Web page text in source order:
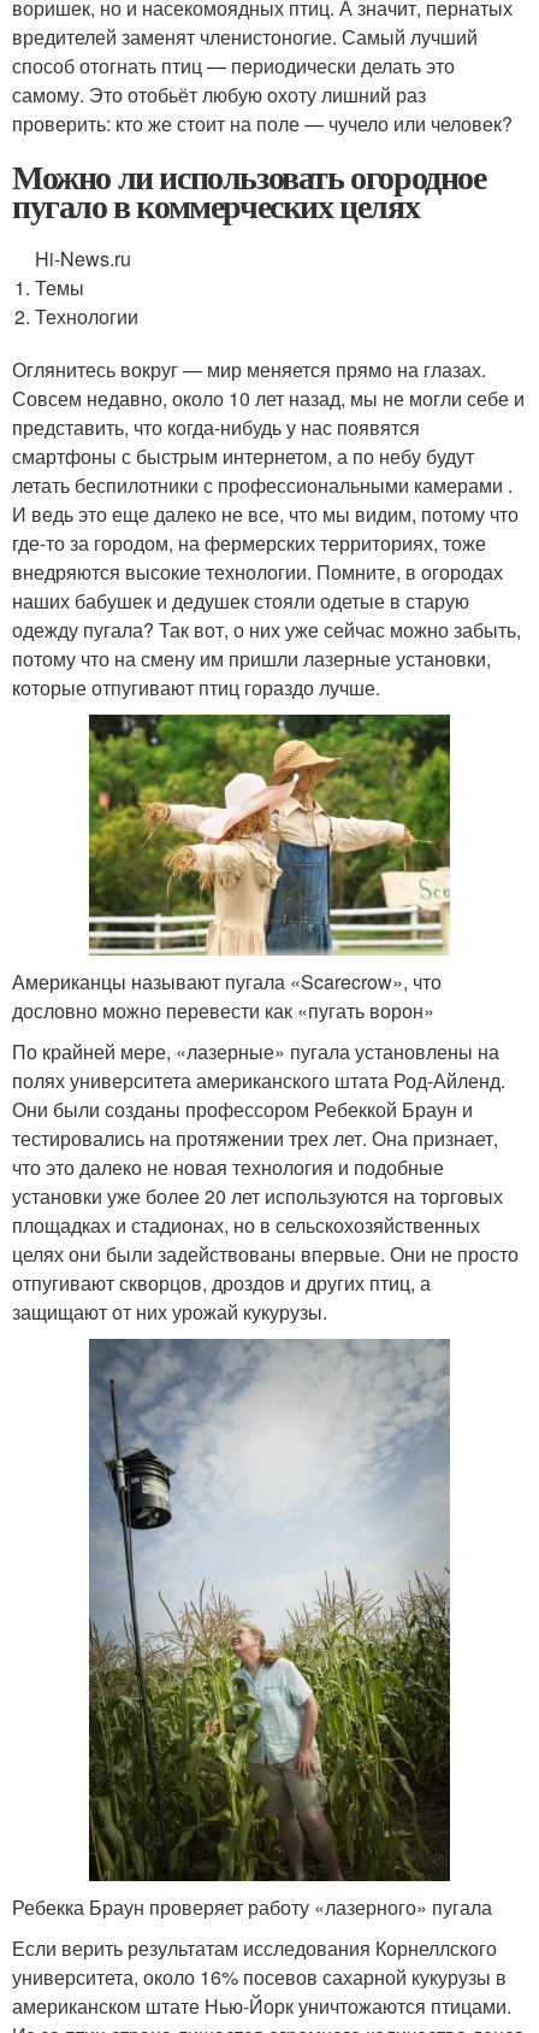
воришек, но и насекомоядных птиц. А значит, пернатых
вредителей заменят членистоногие. Самый лучший
способ отогнать птиц — периодически делать это
самому. Это отобьёт любую охоту лишний раз
проверить: кто же стоит на поле — чучело или человек?
Можно ли использовать огородное
пугало в коммерческих целях
Hi-News.ru
Темы
Технологии
Оглянитесь вокруг — мир меняется прямо на глазах.
Совсем недавно, около 10 лет назад, мы не могли себе и
представить, что когда-нибудь у нас появятся
смартфоны с быстрым интернетом, а по небу будут
летать беспилотники с профессиональными камерами .
И ведь это еще далеко не все, что мы видим, потому что
где-то за городом, на фермерских территориях, тоже
внедряются высокие технологии. Помните, в огородах
наших бабушек и дедушек стояли одетые в старую
одежду пугала? Так вот, о них уже сейчас можно забыть,
потому что на смену им пришли лазерные установки,
которые отпугивают птиц гораздо лучше.
Американцы называют пугала «Scarecrow», что
дословно можно перевести как «пугать ворон»
По крайней мере, «лазерные» пугала установлены на
полях университета американского штата Род-Айленд.
Они были созданы профессором Ребеккой Браун и
тестировались на протяжении трех лет. Она признает,
что это далеко не новая технология и подобные
установки уже более 20 лет используются на торговых
площадках и стадионах, но в сельскохозяйственных
целях они были задействованы впервые. Они не просто
отпугивают скворцов, дроздов и других птиц, а
защищают от них урожай кукурузы.
Ребекка Браун проверяет работу «лазерного» пугала
Если верить результатам исследования Корнеллского
университета, около 16% посевов сахарной кукурузы в
американском штате Нью-Йорк уничтожаются птицами.